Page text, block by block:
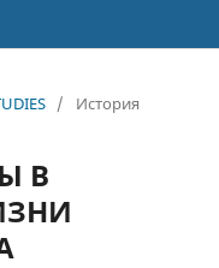
/ История
В